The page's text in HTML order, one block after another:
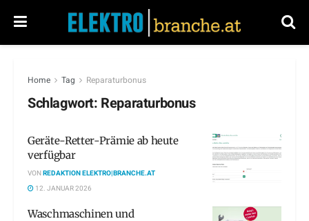
Home Tag Reparaturbonus
Schlagwort: Reparaturbonus
Geräte-Retter-Prämie ab heute
verfügbar
VONREDAKTION ELEKTRO|BRANCHE.AT
12. JANUAR 2026
Waschmaschinen und